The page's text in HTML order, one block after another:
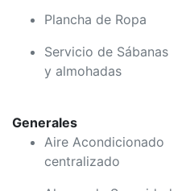
Plancha de Ropa
Servicio de Sábanas
y almohadas
Generales
Aire Acondicionado
centralizado